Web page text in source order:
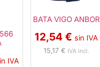
IVA
BATA VIGO ANBOR
12,54 € sin IVA
15,17 € IVA incl.